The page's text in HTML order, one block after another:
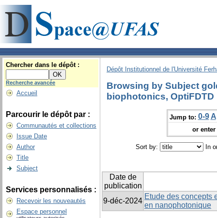
Chercher dans le dépôt :
Recherche avancée
Accueil
Parcourir le dépôt par :
Communautés et collections
Issue Date
Author
Title
Subject
Services personnalisés :
Recevoir les nouveautés
Espace personnel
Dépôt Institutionnel de l'Université
Browsing by Subject
biophotonics, OptiFDTD
Jump to: 0-9 A
or
Sort by: In
Date de
publication
9-déc-2024
Etude des concepts
en nanophotonique